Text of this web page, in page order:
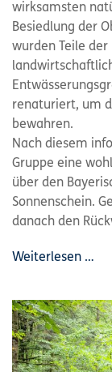
wirksamsten
Besiedlung der
wurden Teile
renaturiert, um
bewahren.
Nach diesem
Gruppe eine
über den
Sonnenschein.
danach den
Weiterlesen …